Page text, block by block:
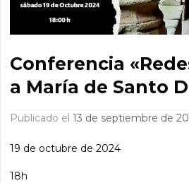
Conferencia
a María de Santo
Publicado el13 de septiembre de
19 de octubre de 2024
18h